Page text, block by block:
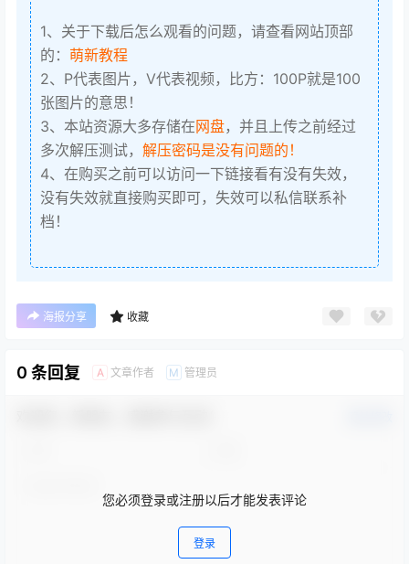
1、关于下载后怎么观看的问题，请查看网站顶部
的： 萌新教程
2、P代表图片，V代表视频，比方：100P就是100
张图片的意思！
3、本站资源大多存储在网盘，并且上传之前经过
多次解压测试， 解压密码是没有问题的！
4、在购买之前可以访问一下链接看有没有失效，
没有失效就直接购买即可，失效可以私信联系补
档！
海报分享 收藏
0 条回复 A 文章作者 M 管理员
您必须登录或注册以后才能发表评论
登录